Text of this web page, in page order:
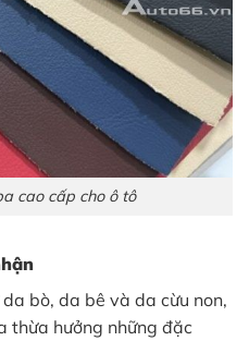
cao cấp cho ô tô
bò, da bê và da cừu non,
thừa hưởng những đặc